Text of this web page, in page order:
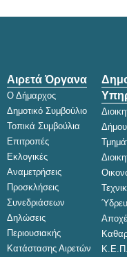
Αιρετά Όργανα
Ο Δήμαρχος
Δημοτικό Συμβούλιο
Τοπικά Συμβούλια
Επιτροπές
Εκλογικές
Αναμετρήσεις
Προσκλήσεις
Συνεδριάσεων
Δηλώσεις
Περιουσιακής
Κατάστασης Αιρετών
Δήμου